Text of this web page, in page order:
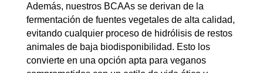
Además, nuestros BCAAs se derivan de la
fermentación de fuentes vegetales de alta calidad,
evitando cualquier proceso de hidrólisis de restos
animales de baja biodisponibilidad. Esto los
convierte en una opción apta para veganos